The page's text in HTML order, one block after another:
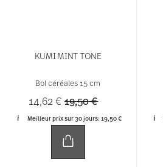
KUMI MINT TONE
Bol céréales 15 cm
14,62 €Price reduced from
19,50 €to
Meilleur prix sur 30 jours: 19,50 €